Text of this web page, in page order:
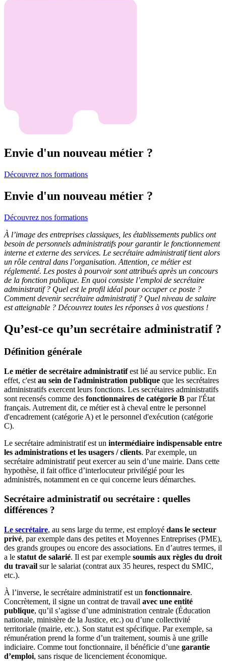
Envie d'un nouveau métier ?
Découvrez nos formations
Envie d'un nouveau métier ?
Découvrez nos formations
À l’image des entreprises classiques, les établissements publics ont
besoin de personnels administratifs pour garantir le fonctionnement
interne et externe des services. Le secrétaire administratif tient alors
un rôle central dans l’organisation. Attention, ce métier est
réglementé. Les postes à pourvoir sont attribués après un concours
de la fonction publique. En quoi consiste l’emploi de secrétaire
administratif ? Quel est le profil idéal pour occuper ce poste ?
Comment devenir secrétaire administratif ? Quel niveau de salaire
est atteignable ? Découvrez toutes les réponses à vos questions !
Qu’est-ce qu’un secrétaire administratif ?
Définition générale
Le métier de secrétaire administratifest lié au service public. En
effet, c'est au sein de l'administration publique que les secrétaires
administratifs exercent leurs fonctions. Les secrétaires administratifs
sont recensés comme des fonctionnaires de catégorie B par l'État
français. Autrement dit, ce métier est à cheval entre le personnel
d'encadrement (catégorie A) et le personnel d'exécution (catégorie
C).
Le secrétaire administratif est un intermédiaire indispensable entre
les administrations et les usagers / clients. Par exemple, un
secrétaire administratif peut exercer au sein d’une mairie. Dans cette
hypothèse, il fait office d’interlocuteur privilégié pour les
administrés, notamment en ce qui concerne leurs démarches.
Secrétaire administratif ou secrétaire : quelles
différences ?
Le secrétaire, au sens large du terme, est employé dans le secteur
privé, par exemple dans des petites et Moyennes Entreprises (PME),
des grands groupes ou encore des associations. En d’autres termes, il
a le statut de salarié. Il est par exemple soumis aux règles du droit
du travail sur le salariat (contrat aux 35 heures, respect du SMIC,
etc.).
À l’inverse, le secrétaire administratif est un fonctionnaire.
Concrètement, il signe un contrat de travail avec une entité
publique, qu’il s’agisse d’une administration centrale (Éducation
nationale, ministère de la Justice, etc.) ou d’une collectivité
territoriale (mairie, etc.). Son statut est spécifique. Par exemple, sa
rémunération prend la forme d’un traitement, soumis à une grille
indiciaire. Comme tout fonctionnaire, il bénéficie d’une garantie
d’emploi, sans risque de licenciement économique.